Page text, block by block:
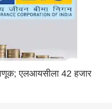
एलआयसीला 42 हजार